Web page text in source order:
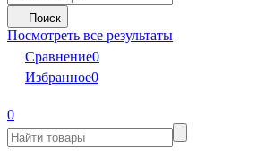
Поиск
Посмотреть все результаты
Сравнение0
Избранное0
0